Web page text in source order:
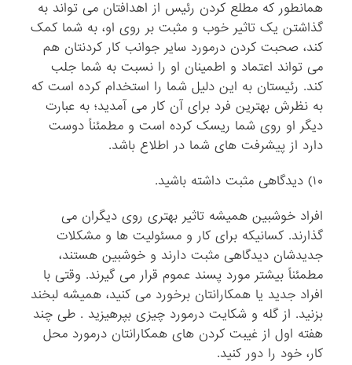
همانطور که مطلع کردن رئیس از اهدافتان می تواند به
گذاشتن یک تاثیر خوب و مثبت بر روی او، به شما کمک
کند، صحبت کردن درمورد سایر جوانب کار کردنتان هم
می تواند اعتماد و اطمینان او را نسبت به شما جلب
کند. رئیستان به این دلیل شما را استخدام کرده است که
به نظرش بهترین فرد برای آن کار می آمدید؛ به عبارت
دیگر او روی شما ریسک کرده است و مطمئناً دوست
دارد از پیشرفت های شما در اطلاع باشد.
۱۰) دیدگاهی مثبت داشته باشید.
افراد خوشبین همیشه تاثیر بهتری روی دیگران می
گذارند. کسانیکه برای کار و مسئولیت ها و مشکلات
جدیدشان دیدگاهی مثبت دارند و خوشبین هستند،
مطمئناً بیشتر مورد پسند عموم قرار می گیرند. وقتی با
افراد جدید یا همکارانتان برخورد می کنید، همیشه لبخند
بزنید. از گله و شکایت درمورد چیزی بپرهیزید . طی چند
هفته اول از غیبت کردن های همکارانتان درمورد محل
کار، خود را دور کنید.